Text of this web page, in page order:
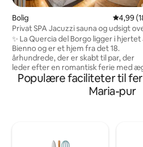
Bolig 4,99 ud
4,99
Privat SPA Jacuzzi sauna og udsigt
Alperne Luxury Home
✨ La Quercia del Borgo ligger i hjertet
Bienno og er et hjem fra det 18.
århundrede, der er skabt til par, der
leder efter en romantisk ferie med
privatliv. Sten, træ og design
døgnåbent privat spa med jacuzzi,
sauna og udsigt over Alperne. Suite med
❤️ Ideelt til jubilæer, frieri, bryllupsrejser
Populære faciliteter til
Maria-pur